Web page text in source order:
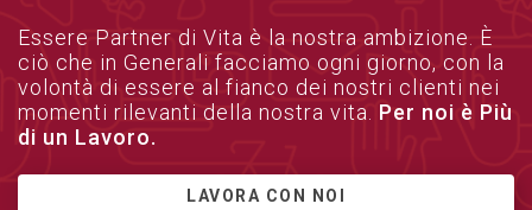
Essere Partner di Vita è la nostra ambizione. È
ciò che in Generali facciamo ogni giorno, con la
volontà di essere al fianco dei nostri clienti nei
momenti rilevanti della nostra vita. Per noi è Più
di un Lavoro.
LAVORA CON NOI